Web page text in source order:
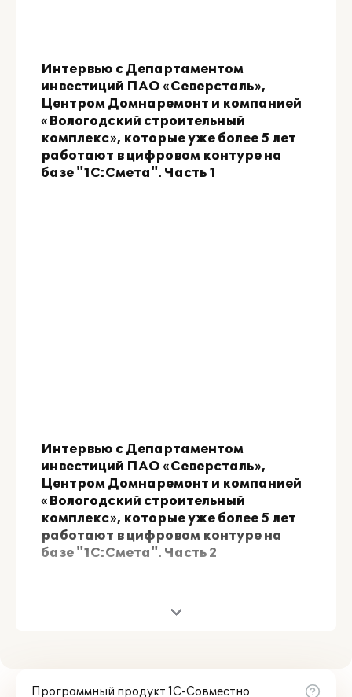
Интервью с Департаментом
инвестиций ПАО «Северсталь»,
Центром Домнаремонт и компанией
«Вологодский строительный
комплекс», которые уже более 5 лет
работают в цифровом контуре на
базе "1С:Смета". Часть 1
Интервью с Департаментом
инвестиций ПАО «Северсталь»,
Центром Домнаремонт и компанией
«Вологодский строительный
комплекс», которые уже более 5 лет
работают в цифровом контуре на
базе "1С:Смета". Часть 2
Программный продукт 1С-Совместно